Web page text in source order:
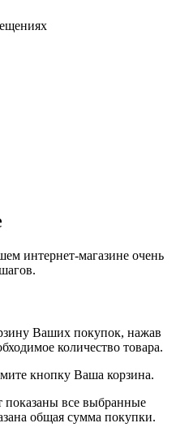
интернет-магазине очень
Ваших покупок, нажав
количество товара.
кнопку Ваша корзина.
показаны все выбранные
общая сумма покупки.